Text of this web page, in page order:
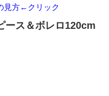
方←クリック
ース＆ボレロ120cm